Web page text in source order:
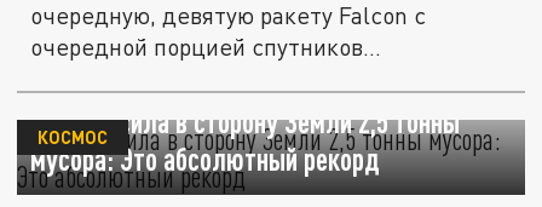
очередную, девятую ракету Falcon с
очередной порцией спутников...
МКС бросила в сторону Земли 2,5 тонны
мусора: Это абсолютный рекорд
КОСМОС